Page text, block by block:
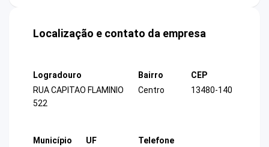
Localização e contato da empresa
Logradouro
RUA CAPITAO FLAMINIO
522
Bairro
Centro
CEP
13480-140
Município
UF
Telefone